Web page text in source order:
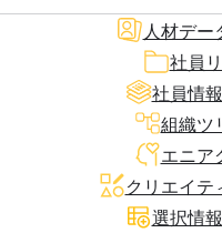
人材デー
社員
社員情
組織ツ
エニア
クリエイテ
選択情